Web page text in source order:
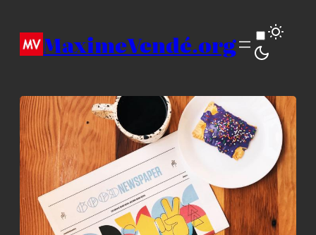
contenuMaximeVendé.org